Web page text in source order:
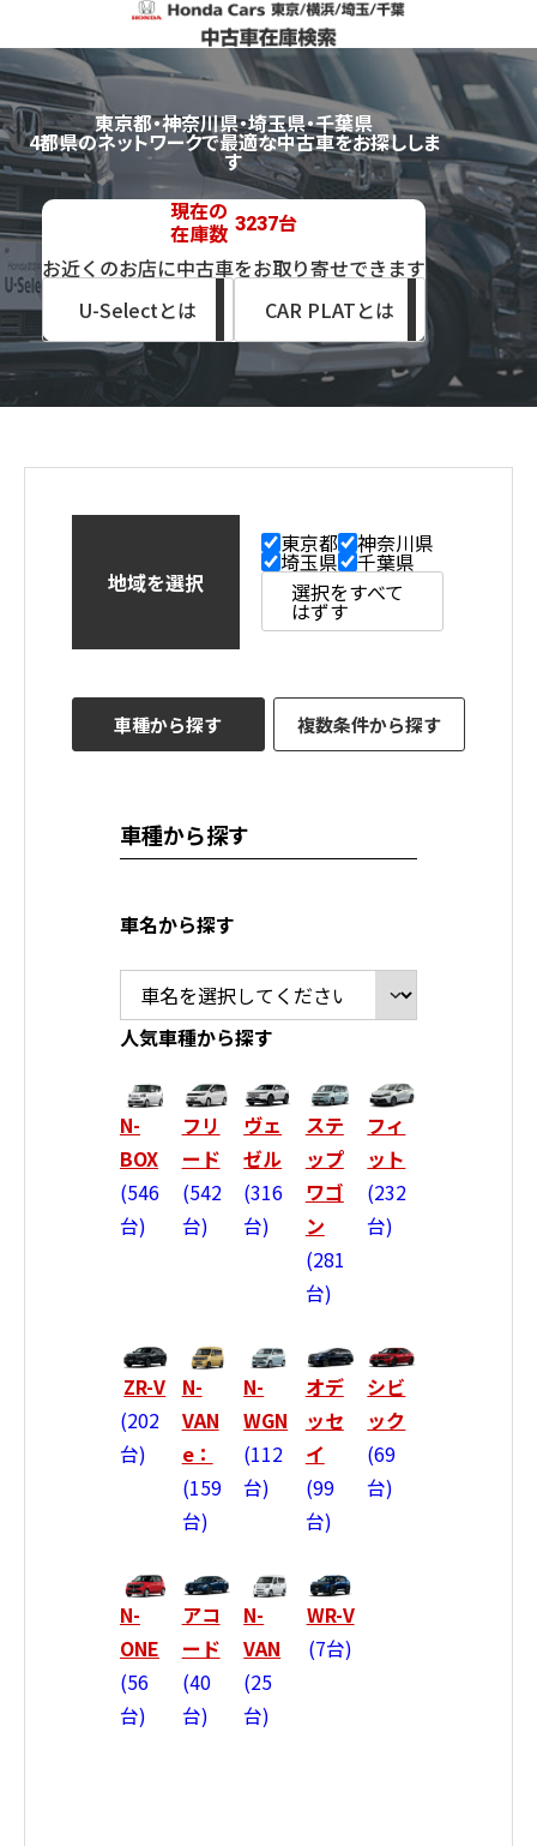
東京都・神奈川県・埼玉県・千葉県
4都県のネットワークで最適な中古車をお探ししま
す
現在の
在庫数 3237台
お近くのお店に中古車をお取り寄せできます
U-Selectとは
CAR PLATとは
地域を選択
東京都 神奈川県
埼玉県
千葉県
選択をすべて
はずす
車種から探す 複数条件から探す
車種から探す
車名から探す
人気車種から探す
N-
BOX
546
台
フリ
ード
542
台
ヴェ
ゼル
316
台
ステ
ップ
ワゴ
ン
281
台
フィ
ット
232
台
ZR-V
202
台
N-
VAN
e：
159
台
N-
WGN
112
台
オデ
ッセ
イ
99
台
シビ
ック
69
台
N-
ONE
56
台
アコ
ード
40
台
N-
VAN
25
台
WR-V
7台